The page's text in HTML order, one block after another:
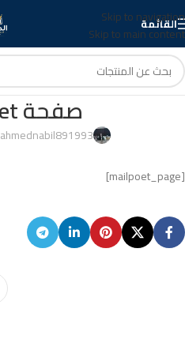
Skip to navigation
Skip to main content
القائمة
صفحة MailPoet
ahmednabil891993
[mailpoet_page]